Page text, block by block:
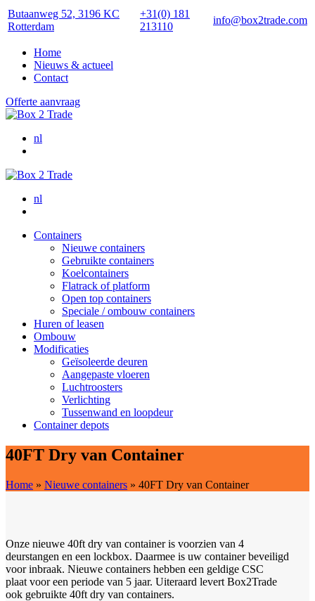
Butaanweg 52, 3196 KC
Rotterdam
+31(0) 181
213110
info@box2trade.com
Home
Nieuws & actueel
Contact
Offerte aanvraag
nl
nl
Containers
Nieuwe containers
Gebruikte containers
Koelcontainers
Flatrack of platform
Open top containers
Speciale / ombouw containers
Huren of leasen
Ombouw
Modificaties
Geïsoleerde deuren
Aangepaste vloeren
Luchtroosters
Verlichting
Tussenwand en loopdeur
Container depots
40FT Dry van Container
Home » Nieuwe containers » 40FT Dry van Container
Onze nieuwe 40ft dry van container is voorzien van 4
deurstangen en een lockbox. Daarmee is uw container beveiligd
voor inbraak. Nieuwe containers hebben een geldige CSC
plaat voor een periode van 5 jaar. Uiteraard levert Box2Trade
ook gebruikte 40ft dry van containers.